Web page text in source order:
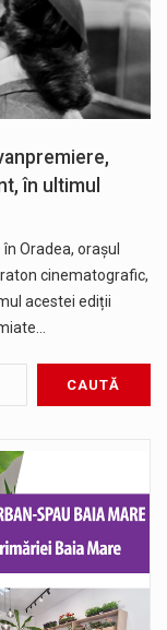
în ultimul
Oradea, orașul
cinematografic,
acestei ediții